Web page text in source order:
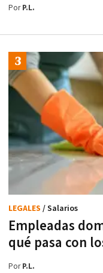
PorP.L.
Empleadas
qué pasa con
LEGALES / Salarios
PorP.L.